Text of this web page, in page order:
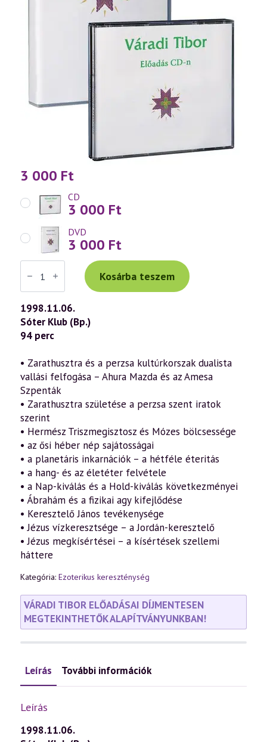
3 000 Ft
CD
3 000 Ft
DVD
3 000 Ft
Váradi
Tibor
előadás
(073)
—
Máté
evangéliuma
a
szellemtudomány
2.
rész
(1998.11.06.)
mennyiség
Kosárba teszem
1998.11.06.
Sóter Klub (Bp.)
94 perc
• Zarathusztra és a perzsa kultúrkorszak dualista
vallási felfogása – Ahura Mazda és az Amesa
Szpenták
• Zarathusztra születése a perzsa szent iratok
szerint
• Hermész Triszmegisztosz és Mózes bölcsessége
• az ősi héber nép sajátosságai
• a planetáris inkarnációk – a hétféle éteritás
• a hang- és az életéter felvétele
• a Nap-kiválás és a Hold-kiválás következményei
• Ábrahám és a fizikai agy kifejlődése
• Keresztelő János tevékenysége
• Jézus vízkeresztsége – a Jordán-keresztelő
• Jézus megkísértései – a kísértések szellemi
háttere
Kategória: Ezoterikus kereszténység
VÁRADI TIBOR ELŐADÁSAI DÍJMENTESEN
MEGTEKINTHETŐK ALAPÍTVÁNYUNKBAN!
Leírás További információk
Leírás
1998.11.06.